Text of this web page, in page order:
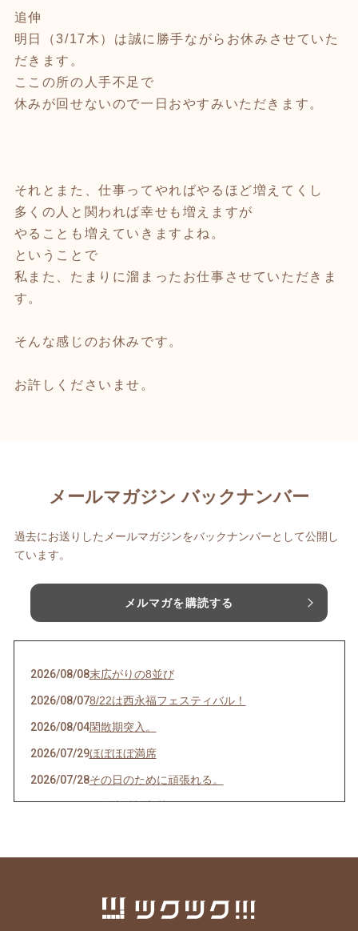
追伸
明日（3/17木）は誠に勝手ながらお休みさせていた
だきます。
ここの所の人手不足で
休みが回せないので一日おやすみいただきます。
それとまた、仕事ってやればやるほど増えてくし
多くの人と関われば幸せも増えますが
やることも増えていきますよね。
ということで
私また、たまりに溜まったお仕事させていただきま
す。
そんな感じのお休みです。
お許しくださいませ。
メールマガジン バックナンバー
過去にお送りしたメールマガジンをバックナンバーとして公開し
ています。
メルマガを購読する
2026/08/08末広がりの8並び
2026/08/078/22は西永福フェスティバル！
2026/08/04閑散期突入。
2026/07/29ほぼほぼ満席
2026/07/28その日のために頑張れる。
2026/07/27天然岩牡蠣入荷
2026/07/21明けましてお疲れ様！